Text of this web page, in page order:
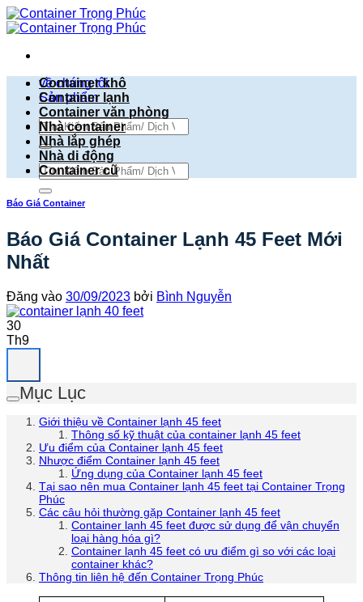
Bỏ
qua
dung
về chúng tôi
Sản phẩm
Tìm
kiếm:
Tìm
kiếm:
Container khô
Container lạnh
Container văn phòng
Nhà container
Nhà lắp ghép
Nhà di động
Container cũ
Báo Giá Container
Báo Giá Container Lạnh 45 Feet Mới
Nhất
Đăng vào 30/09/2023 bởi Bình Nguyễn
30
Th9
Mục Lục
Giới thiệu về Container lạnh 45 feet
Thông số kỹ thuật của container lạnh 45 feet
Ưu điểm của Container lạnh 45 feet
Nhược điểm Container lạnh 45 feet
Ứng dụng của Container lạnh 45 feet
Tại sao nên mua Container lạnh 45 feet tại Container Trọng
Phúc
Các câu hỏi thường gặp Container lạnh 45 feet
Container lạnh 45 feet được sử dụng để vận chuyển
loại hàng hóa gì?
Container lạnh 45 feet có ưu điểm gì so với các loại
container khác?
Thông tin liên hệ đến Container Trọng Phúc